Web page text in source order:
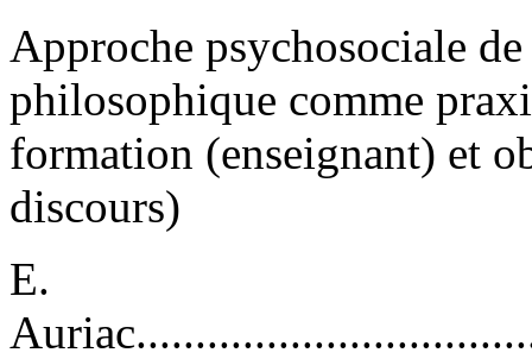
Approche psychosociale
philosophique comme
formation (enseignant) et
discours)
E.